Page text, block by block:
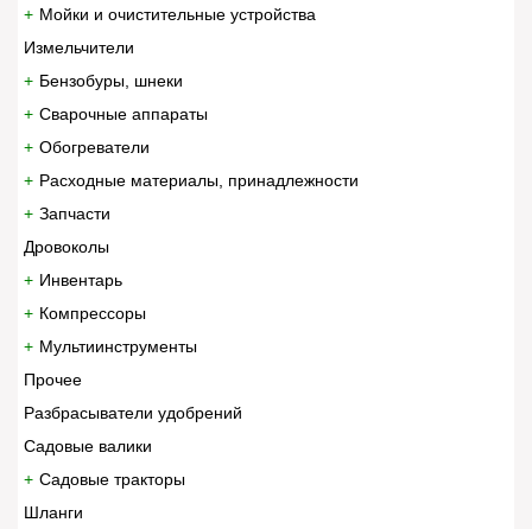
Мойки и очистительные устройства
Измельчители
Бензобуры, шнеки
Сварочные аппараты
Обогреватели
Расходные материалы, принадлежности
Запчасти
Дровоколы
Инвентарь
Компрессоры
Мультиинструменты
Прочее
Разбрасыватели удобрений
Садовые валики
Садовые тракторы
Шланги